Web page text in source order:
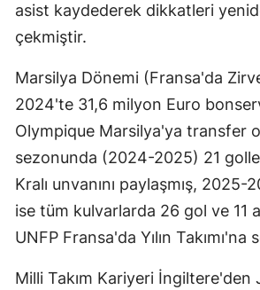
asist kaydederek dikkatleri
çekmiştir.
Marsilya Dönemi (Fransa'da
2024'te 31,6 milyon Euro
Olympique Marsilya'ya transfer
sezonunda (2024-2025) 21 golle
Kralı unvanını paylaşmış,
ise tüm kulvarlarda 26 gol ve 11
UNFP Fransa'da Yılın Takımı'na
Milli Takım Kariyeri İngiltere'den